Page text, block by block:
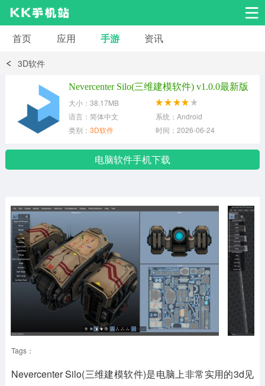
安卓应用
小说漫画
游戏辅助
安卓其它
首页 应用 手游 资讯
3D软件
Nevercenter Silo(三维建模软件) v1.0.0最新版
大小：38.17MB
语言：简体中文
系统：Android
类别： 3D软件 时间：2026-06-24
电脑软件手机下载
Tags：
Nevercenter Silo(三维建模软件)是电脑上非常实用的3d见